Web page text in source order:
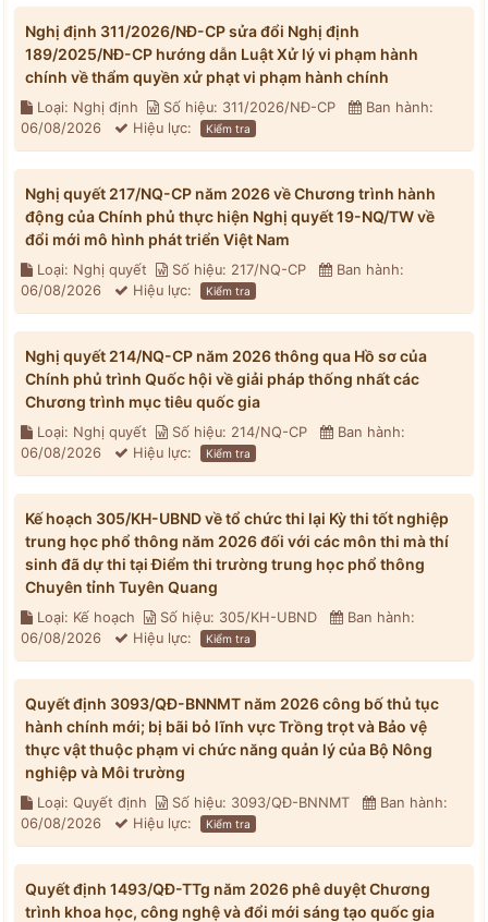
Nghị định 311/2026/NĐ-CP sửa đổi Nghị định
189/2025/NĐ-CP hướng dẫn Luật Xử lý vi phạm hành
chính về thẩm quyền xử phạt vi phạm hành chính
Loại: Nghị định Số hiệu: 311/2026/NĐ-CP
Ban hành:
06/08/2026
Hiệu lực: Kiểm tra
Nghị quyết 217/NQ-CP năm 2026 về Chương trình hành
động của Chính phủ thực hiện Nghị quyết 19-NQ/TW về
đổi mới mô hình phát triển Việt Nam
Loại: Nghị quyết Số hiệu: 217/NQ-CP
Ban hành:
06/08/2026
Hiệu lực: Kiểm tra
Nghị quyết 214/NQ-CP năm 2026 thông qua Hồ sơ của
Chính phủ trình Quốc hội về giải pháp thống nhất các
Chương trình mục tiêu quốc gia
Loại: Nghị quyết Số hiệu: 214/NQ-CP
Ban hành:
06/08/2026
Hiệu lực: Kiểm tra
Kế hoạch 305/KH-UBND về tổ chức thi lại Kỳ thi tốt nghiệp
trung học phổ thông năm 2026 đối với các môn thi mà thí
sinh đã dự thi tại Điểm thi trường trung học phổ thông
Chuyên tỉnh Tuyên Quang
Loại: Kế hoạch Số hiệu: 305/KH-UBND
Ban hành:
06/08/2026
Hiệu lực: Kiểm tra
Quyết định 3093/QĐ-BNNMT năm 2026 công bố thủ tục
hành chính mới; bị bãi bỏ lĩnh vực Trồng trọt và Bảo vệ
thực vật thuộc phạm vi chức năng quản lý của Bộ Nông
nghiệp và Môi trường
Loại: Quyết định Số hiệu: 3093/QĐ-BNNMT
Ban hành:
06/08/2026
Hiệu lực: Kiểm tra
Quyết định 1493/QĐ-TTg năm 2026 phê duyệt Chương
trình khoa học, công nghệ và đổi mới sáng tạo quốc gia